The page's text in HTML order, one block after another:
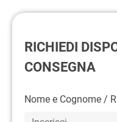
RICHIEDI
CONSEGNA
Nome e Cognome /